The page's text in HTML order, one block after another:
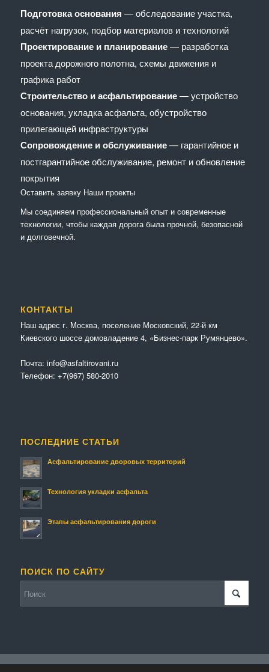
Подготовка основания — обследование участка,
расчёт нагрузок, подбор материалов и технологий
Проектирование и планирование— разработка
проекта дорожного полотна, схемы движения и
графика работ
Строительство и асфальтирование— устройство
основания, укладка асфальта, обустройство
прилегающей инфраструктуры
Сопровождение и обслуживание— гарантийное и
постгарантийное обслуживание, ремонт и обновление
покрытия
Оставить заявку Наши проекты
Мы соединяем профессиональный опыт и современные
технологии, чтобы каждая дорога была прочной, безопасной
и долговечной.
КОНТАКТЫ
Наш адрес г. Москва, поселение Московский, 22-й км
Киевского шоссе домовладение 4, «Бизнес-парк Румянцево».
Почта: info@asfaltirovani.ru
Телефон: +7(967) 580-2010
ПОСЛЕДНИЕ СТАТЬИ
Асфальтирование дворовых территорий
Технология укладки асфальта
Этапы асфальтирования дороги
ПОИСК ПО САЙТУ